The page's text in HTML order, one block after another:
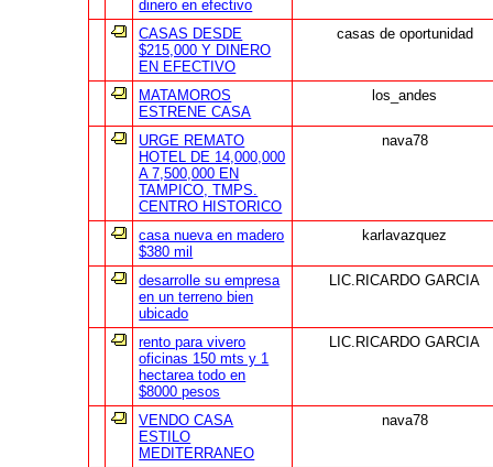
dinero en efectivo
CASAS DESDE
$215,000 Y DINERO
EN EFECTIVO
casas de oportunidad
MATAMOROS
ESTRENE CASA
los_andes
URGE REMATO
HOTEL DE 14,000,000
A 7,500,000 EN
TAMPICO, TMPS.
CENTRO HISTORICO
nava78
casa nueva en madero
$380 mil
karlavazquez
desarrolle su empresa
en un terreno bien
ubicado
LIC.RICARDO GARCIA
rento para vivero
oficinas 150 mts y 1
hectarea todo en
$8000 pesos
LIC.RICARDO GARCIA
VENDO CASA
ESTILO
MEDITERRANEO
nava78